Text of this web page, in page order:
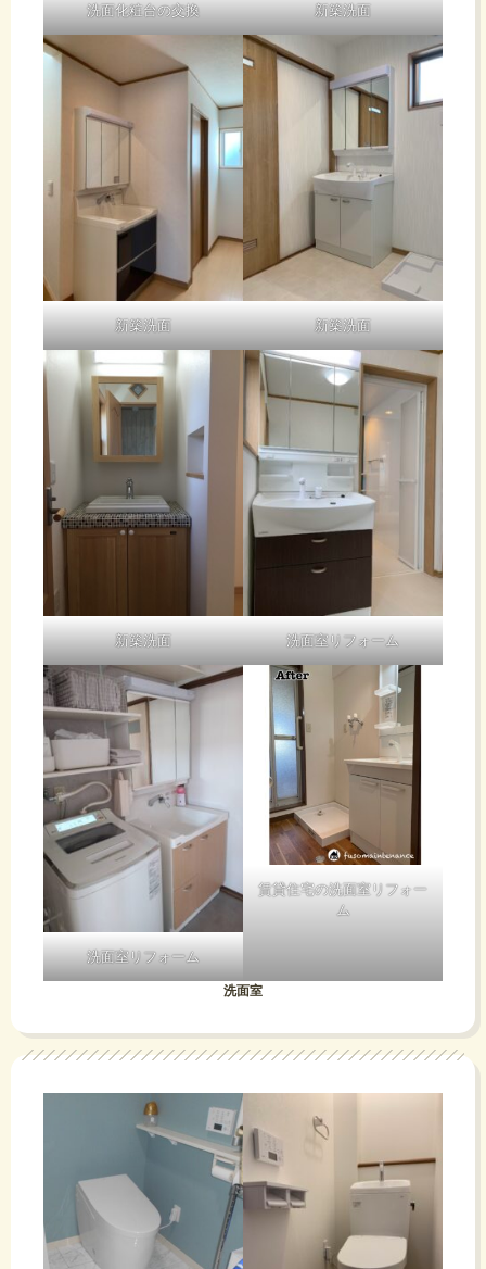
洗面化粧台の交換 新築洗面
新築洗面 新築洗面
新築洗面 洗面室リフォーム
洗面室リフォーム
賃貸住宅の洗面室リフォー
ム
洗面室